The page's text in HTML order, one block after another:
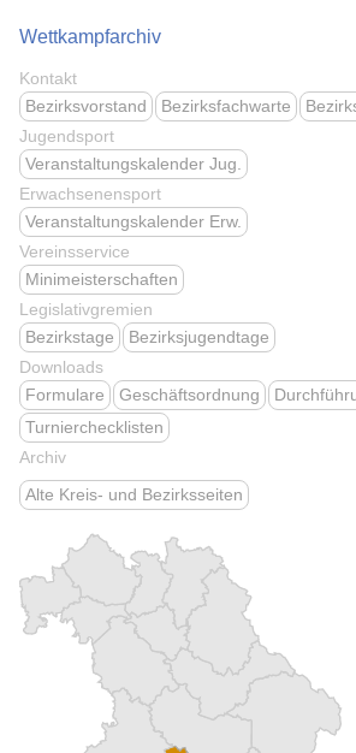
Wettkampfarchiv
Kontakt
Bezirksvorstand
Bezirksfachwarte
Jugendsport
Veranstaltungskalender Jug.
Erwachsenensport
Veranstaltungskalender Erw.
Vereinsservice
Minimeisterschaften
Legislativgremien
Bezirkstage
Bezirksjugendtage
Downloads
Formulare
Geschäftsordnung
Turnierchecklisten
Archiv
Alte Kreis- und Bezirksseiten